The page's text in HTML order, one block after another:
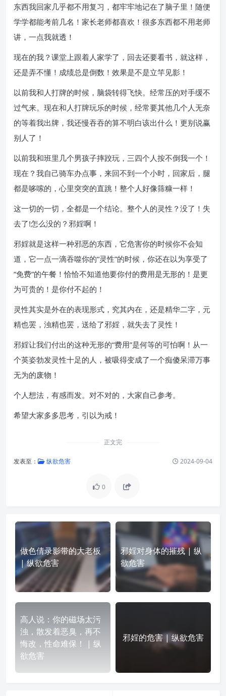
东西我回家几乎都不用复习，都牢牢地记在了脑子里！随便
学学都能考前几名！家长老师都喜欢！很多东西都不用老师
讲，一点我就透！
现在的我？课堂上跟着人家学了，回去还要看书，就这样，
还是弄不懂！成绩总是倒数！效果是不是立竿见影！
以前我和人打牌的时候，脑袋转得飞快。经常压的对手缓不
过气来。现在和人打牌玩乐的时候，经常要其他几个人无奈
的等着我出牌，我还慢吞吞的算不明白该出什么！更别说赢
别人了！
以前我和班里几个男孩子摔跤玩，三四个人按不倒我一个！
现在？我自己骑车办点事，来回不到一个小时，回家后，腿
都是哆嗦的，心里突突的直跳！整个人好像筛糠一样！
这一切的一切，全都是一个结论。整个人的灵性？没了！失
去了!怎么没的？邪婬啊！
邪婬就是这样一种邪恶的东西，它危害你的时候你不会知
道，它一点一滴吞噬你的“灵性”的时候，你还在以为享受了
“免费”的午餐！恰恰不知道他要你付的费用是无形的！是更
为可贵的！是你付不起的！
灵性其实是外在的表现形式，究其内在，还是精华二字，元
精也罢，浊精也罢，送给了邪婬，就失去了灵性！
邪婬让我们付出的这种无形的“费用”是何等的可怕啊！从一
个英姿勃发灵性十足的人，被吸得变成了一个痴傻呆滞万事
无为的废物！
个人想法，有感而发。对不对的，大家自己参考。
希望大家多多思考，引以为戒！
正文完
发表至： 纵欲危害 2024-09-04
0
做色倩录影带的大老板
| 纵欲危害
邪婬对身体的摧残 | 纵
欲危害
高人说：你的磁场太污
浊，散发着恶臭，再不
悔改，性命难保！ | 纵
欲危害
邪婬的危害 | 纵欲危害